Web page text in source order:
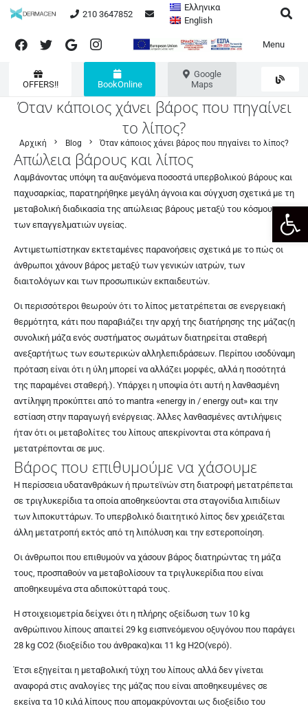
210 3647852
Ελληνικα
English
Menu
OFFERS!! BookOnline
Google
Maps
Όταν κάποιος χάνει βάρος που πηγαίνει
το λίπος?
Αρχική chevron_right Blog chevron_right Όταν κάποιος χάνει βάρος που πηγαίνει το λίπος?
Απώλεια βάρους και λίπος
Λαμβάνοντας υπόψη τα αυξανόμενα ποσοστά υπερβολικού βάρους και
παχυσαρκίας, παρατηρήθηκε μεγάλη άγνοια και σύγχυση σχετικά με τη
μεταβολική διαδικασία της απώλειας βάρους μεταξύ του κόσμου και
των επαγγελματιών υγείας.
Αντιμετωπίστηκαν εκτεταμένες παρανοήσεις σχετικά με το πώς οι
άνθρωποι χάνουν βάρος μεταξύ των γενικών ιατρών, των
διαιτολόγων και των προσωπικών εκπαιδευτών.
Οι περισσότεροι θεωρούν ότι το λίπος μετατρέπεται σε ενεργειακή
θερμότητα, κάτι που παραβιάζει την αρχή της διατήρησης της μάζας(η
συνολική μάζαενός συστήματος σωμάτων διατηρείται σταθερή
ανεξαρτήτως των εσωτερικών αλληλεπιδράσεων. Περίπου ισοδύναμη
πρόταση είναι ότι η ύλη μπορεί να αλλάζει μορφές, αλλά η ποσότητά
της παραμένει σταθερή.). Υπάρχει η υποψία ότι αυτή η λανθασμένη
αντίληψη προκύπτει από το mantra «energy in / energy out» και την
εστίαση στην παραγωγή ενέργειας. Άλλες λανθασμένες αντιλήψεις
ήταν ότι οι μεταβολίτες του λίπους απεκρίνονται στα κόπρανα ή
μετατρέπονται σε μυς.
Βάρος που επιθυμούμε να χάσουμε
Η περίσσεια υδατανθράκων ή πρωτεϊνών στη διατροφή μετατρέπεται
σε τριγλυκερίδια τα οποία αποθηκεύονται στα σταγονίδια λιπιδίων
των λιποκυττάρων. Το υπερβολικό διαιτητικό λίπος δεν χρειάζεται
άλλη μετατροπή εκτός από τη λιπόλυση και την εστεροποίηση.
Οι άνθρωποι που επιθυμούν να χάσουν βάρος διατηρώντας τη μάζα
τους, προσπαθούν να μεταβολίσουν τα τριγλυκερίδια που είναι
αποθηκευμένα στα αδιποκύτταρά τους.
Η στοιχειομετρία δείχνει ότι η πλήρης οξείδωση των 10 kg
ανθρώπινου λίπους απαιτεί 29 kg εισπνεόμενου οξυγόνου που παράγει
28 kg CO2 (διοξείδιο του άνθρακα)και 11 kg H2O(νερό).
Έτσι εξηγείται η μεταβολική τύχη του λίπους αλλά δεν γίνεται
αναφορά στις αναλογίες της μάζας που είναι αποθηκευμένες σε
εκείνα τα 10 κιλά λίπους που απομακρύνονται ως διοξείδιο του